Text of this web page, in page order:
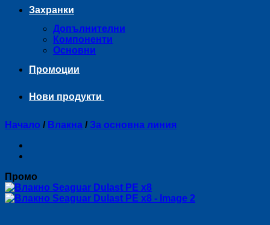
Захранки
Допълнителни
Компоненти
Основни
Промоции
Нови продукти
Начало / Влакна / За основна линия
Промо